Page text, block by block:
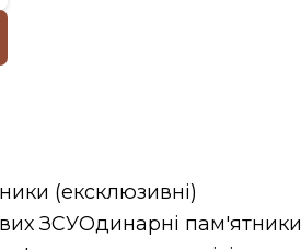
(ексклюзивні)
ЗСУОдинарні пам'ятники